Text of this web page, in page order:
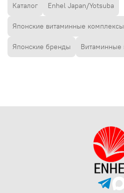
Каталог Enhel Japan/Yotsuba
Японские витаминные комплексы
Японские бренды Витаминные